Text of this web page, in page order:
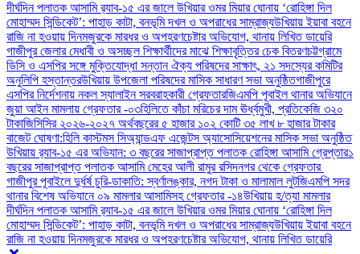
দীর্ঘদিন পলাতক আসামি র‌্যাব-১৫ এর জালে ‎‎উখিয়ার ওমর মিয়ার ঘোনায় ‘রোহিঙ্গা দিল
মোহাম্মদ সিন্ডিকেট’: পাহাড় কাটা, বনভূমি দখল ও অপরাধের সাম্রাজ্যউখিয়ায় ইয়াবা বহনে
রাজি না হওয়ায় দিনমজুরকে মারধর ও অপহরণচেষ্টার অভিযোগ, থানায় লিখিত ডায়েরি
গাজীপুর জেলার মেধাবী ও অসচ্ছল শিক্ষার্থীদের মাঝে শিক্ষাবৃত্তির চেক বিতরণচট্টগ্রামে
ডিসি ও এসপির সঙ্গে মুক্তিযোদ্ধা সন্তান ঐক্য পরিষদের সাক্ষাৎ, ২১ সদস্যের কমিটির
অনুলিপি হস্তান্তরউখিয়ায় উপজেলা পরিষদের মাসিক সাধারণ সভা অনুষ্ঠিতগাজীপুরে
এসপির নির্দেশনায় নকল স্যালাইন সরবরাহকারী গ্রেফতারজিএমপি পূবাইল থানার অভিযানে
জুয়া আইন মামলায় গ্রেফতার -০৩হিলিতে কাঁচা মরিচের দাম ঊর্ধ্বমুখী, প্রতিকেজি ৩২০
টাকাজিসিসির ২০২৬-২০২৭ অর্থবছরের ৫ হাজার ১০২ কোটি ৩৫ লাখ ৮ হাজার টাকার
বাজেট ঘোষণা:হিলি কাস্টমস সিঅ্যান্ডএফ এজেন্টস অ্যাসোসিয়েশনের মাসিক সভা অনুষ্ঠিত
উখিয়ায় র‍্যাব-১৫ এর অভিযান: ৩ বছরের সাজাপ্রাপ্ত পলাতক রোহিঙ্গা আসামি গ্রেপ্তার১
বছরের সাজাপ্রাপ্ত পলাতক আসামি মেহের আলী রামুর রসিদনগর থেকে গ্রেফতার ‎
গাজীপুর পূবাইলে দুর্ধর্ষ চুরি-ডাকাতি: স্বর্ণালঙ্কার, নগদ টাকা ও মালামাল লুটজিএমপি সদর
থানার বিশেষ অভিযানে ০৯ মামলার আসামিসহ গ্রেফতার -১৪উখিয়ায় হ/ত্যা মামলার
দীর্ঘদিন পলাতক আসামি র‌্যাব-১৫ এর জালে ‎‎উখিয়ার ওমর মিয়ার ঘোনায় ‘রোহিঙ্গা দিল
মোহাম্মদ সিন্ডিকেট’: পাহাড় কাটা, বনভূমি দখল ও অপরাধের সাম্রাজ্যউখিয়ায় ইয়াবা বহনে
রাজি না হওয়ায় দিনমজুরকে মারধর ও অপহরণচেষ্টার অভিযোগ, থানায় লিখিত ডায়েরি